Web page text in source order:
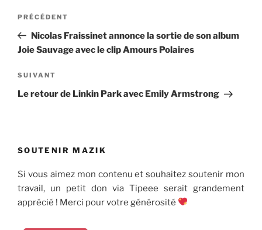
Navigation
l’article
Article
précédent
PRÉCÉDENT
Nicolas Fraissinet annonce la sortie de son album
Joie Sauvage avec le clip Amours Polaires
Article
suivant
SUIVANT
Le retour de Linkin Park avec Emily Armstrong
SOUTENIR MAZIK
Si vous aimez mon contenu et souhaitez soutenir mon
travail, un petit don via Tipeee serait grandement
apprécié ! Merci pour votre générosité